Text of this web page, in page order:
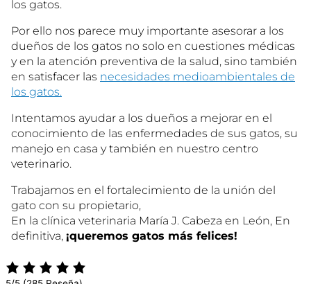
los gatos.
Por ello nos parece muy importante asesorar a los
dueños de los gatos no solo en cuestiones médicas
y en la atención preventiva de la salud, sino también
en satisfacer las necesidades medioambientales de
los gatos.
Intentamos ayudar a los dueños a mejorar en el
conocimiento de las enfermedades de sus gatos, su
manejo en casa y también en nuestro centro
veterinario.
Trabajamos en el fortalecimiento de la unión del
gato con su propietario,
En la clínica veterinaria María J. Cabeza en León, En
definitiva, ¡queremos gatos más felices!